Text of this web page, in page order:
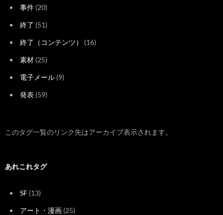
事件 (20)
終了 (51)
終了（コンテンツ） (16)
素材 (25)
電子メール (9)
発表 (59)
このタグ一覧のリンク先はアーカイブ表示されます。
あれこれタグ
SF (13)
アート・漫画 (25)